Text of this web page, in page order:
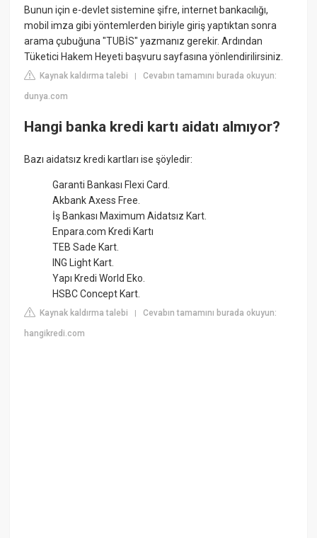
Bunun için e-devlet sistemine şifre, internet bankacılığı,
mobil imza gibi yöntemlerden biriyle giriş yaptıktan sonra
arama çubuğuna "TUBİS" yazmanız gerekir. Ardından
Tüketici Hakem Heyeti başvuru sayfasına yönlendirilirsiniz.
Kaynak kaldırma talebi |Cevabın tamamını burada okuyun:
dunya.com
Hangi banka kredi kartı aidatı almıyor?
Bazı aidatsız kredi kartları ise şöyledir:
Garanti Bankası Flexi Card.
Akbank Axess Free.
İş Bankası Maximum Aidatsız Kart.
Enpara.com Kredi Kartı
TEB Sade Kart.
ING Light Kart.
Yapı Kredi World Eko.
HSBC Concept Kart.
Kaynak kaldırma talebi |Cevabın tamamını burada okuyun:
hangikredi.com